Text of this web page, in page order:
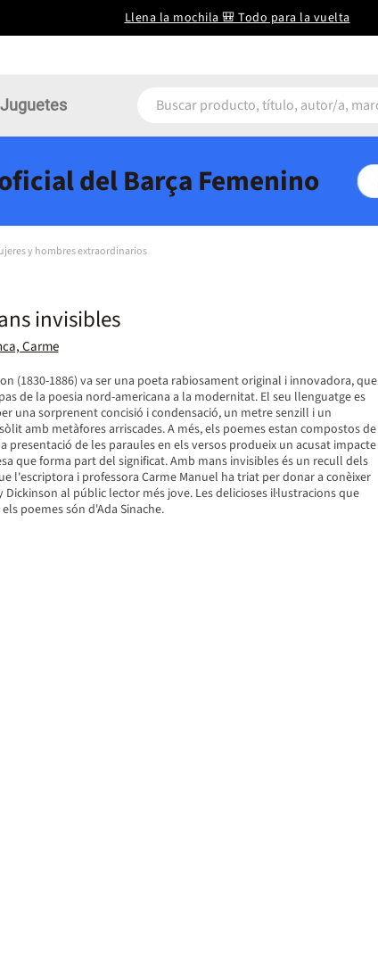
Llena la mochila 🎒 Todo para la vuelta
Juguetes
del Barça Femenino
y hombres extraordinarios
invisibles
Carme
(1830-1886) va ser una poeta rabiosament original i innovadora, que
de la poesia nord-americana a la modernitat. El seu llenguatge es
una sorprenent concisió i condensació, un metre senzill i un
amb metàfores arriscades. A més, els poemes estan compostos de
presentació de les paraules en els versos produeix un acusat impacte
que forma part del significat. Amb mans invisibles és un recull dels
l'escriptora i professora Carme Manuel ha triat per donar a conèixer
al públic lector més jove. Les delicioses il·lustracions que
poemes són d'Ada Sinache.